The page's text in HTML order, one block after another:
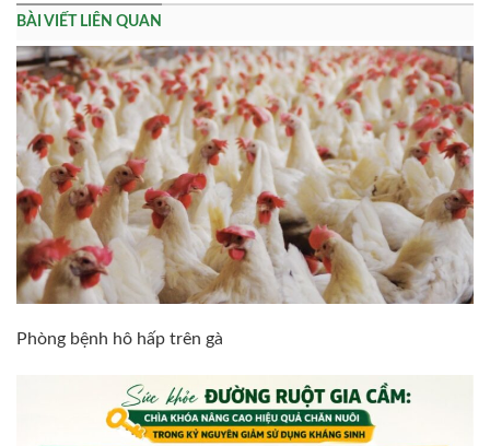
BÀI VIẾT LIÊN QUAN
Phòng bệnh hô hấp trên gà